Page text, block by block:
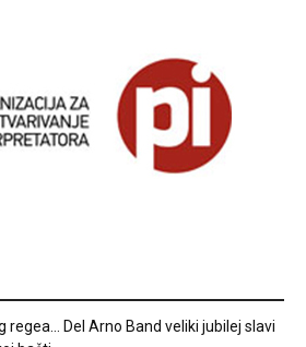
regea… Del Arno Band veliki jubilej slavi